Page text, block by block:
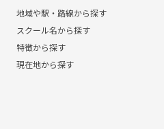
地域や駅・路線から探す
スクール名から探す
特徴から探す
現在地から探す